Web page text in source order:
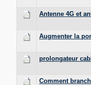
Antenne 4G et
Augmenter la
prolongateur
Comment